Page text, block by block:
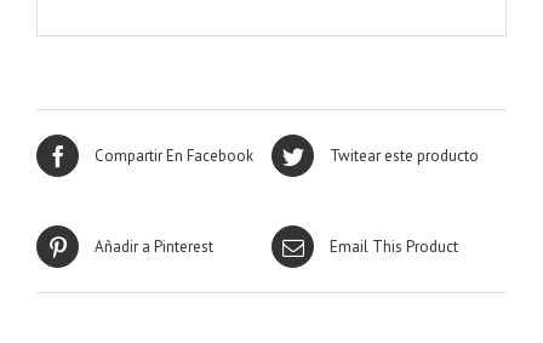
Compartir En Facebook Twitear este producto
Añadir a Pinterest Email This Product